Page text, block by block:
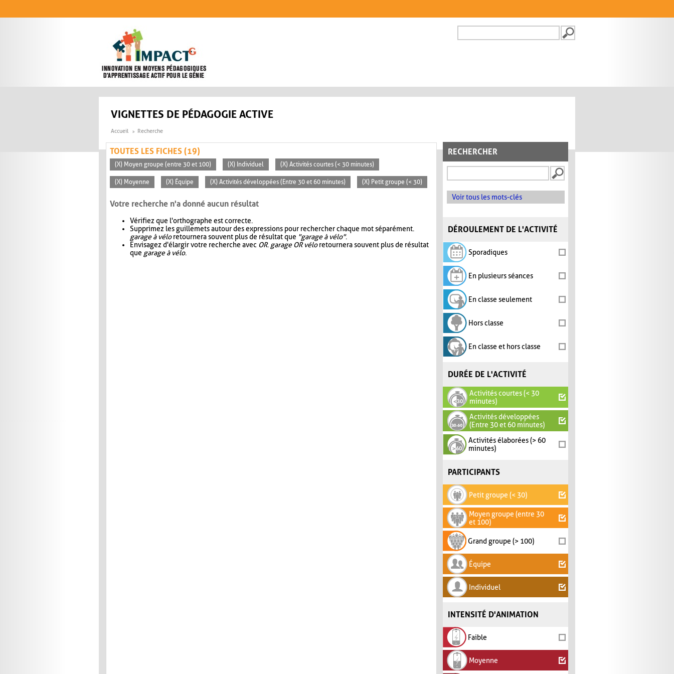
FORMULAIRE DE
VIGNETTES DE PÉDAGOGIE ACTIVE
Accueil Recherche
RECHERCHER
Voir tous les mots-clés
DÉROULEMENT DE L'ACTIVITÉ
Sporadiques
En plusieurs séances
En classe seulement
Hors classe
En classe et hors classe
DURÉE DE L'ACTIVITÉ
Activités courtes (< 30
minutes)
Activités développées
(Entre 30 et 60 minutes)
Activités élaborées (> 60
minutes)
PARTICIPANTS
Petit groupe (< 30)
Moyen groupe (entre 30
et 100)
Grand groupe (> 100)
Équipe
Individuel
INTENSITÉ D'ANIMATION
Faible
Moyenne
TOUTES LES FICHES (19)
(X) Moyen groupe (entre 30 et 100) (X) Individuel (X) Activités courtes (< 30 minutes)
(X) Moyenne (X) Équipe (X) Activités développées (Entre 30 et 60 minutes) (X) Petit groupe (< 30)
Votre recherche n'a donné aucun résultat
Vérifiez que l'orthographe est correcte.
Supprimez les guillemets autour des expressions pour rechercher chaque mot séparément.
garage à véloretournera souvent plus de résultat que "garage à vélo".
Envisagez d'élargir votre recherche avec OR. garage OR véloretournera souvent plus de résultat
que garage à vélo.